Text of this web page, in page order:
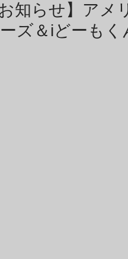
お知らせ】ア
ズ＆iどーもく